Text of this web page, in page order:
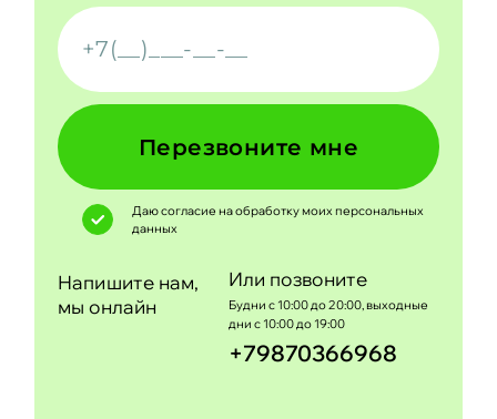
Перезвоните мне
Даю согласие на обработку моихперсональных
данных
Напишите нам,
мы онлайн
Или позвоните
Будни с 10:00 до 20:00, выходные
дни с 10:00 до 19:00
+79870366968